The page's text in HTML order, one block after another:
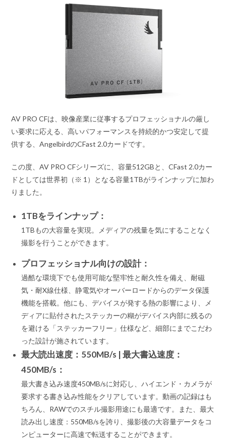
AV PRO CFは、映像産業に従事するプロフェッショナルの厳し
い要求に応える、高いパフォーマンスを持続的かつ安定して提
供する、AngelbirdのCFast 2.0カードです。
この度、AV PRO CFシリーズに、容量512GBと、CFast 2.0カー
ドとしては世界初（※ 1）となる容量1TBがラインナップに加わ
りました。
1TBをラインナップ：
1TBもの大容量を実現。メディアの残量を気にすることなく
撮影を行うことができます。
プロフェッショナル向けの設計：
過酷な環境下でも使用可能な堅牢性と耐久性を備え、耐磁
気・耐X線仕様、静電気やオーバーロードからのデータ保護
機能を搭載。他にも、デバイスが発する熱の影響により、メ
ディアに貼付されたステッカーの糊がデバイス内部に残るの
を避ける「ステッカーフリー」仕様など、細部にまでこだわ
った設計が施されています。
最大読出速度：550MB/s | 最大書込速度：
450MB/s：
最大書き込み速度450MB/sに対応し、ハイエンド・カメラが
要求する書き込み性能をクリアしています。動画の記録はも
ちろん、RAWでのスチル撮影用途にも最適です。また、最大
読み出し速度：550MB/sを誇り、撮影後の大容量データをコ
ンピューターに高速で転送することができます。